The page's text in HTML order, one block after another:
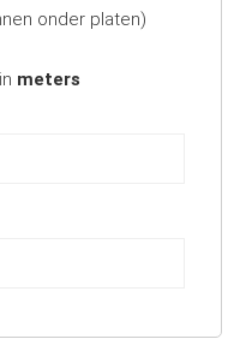
onder platen)
meters